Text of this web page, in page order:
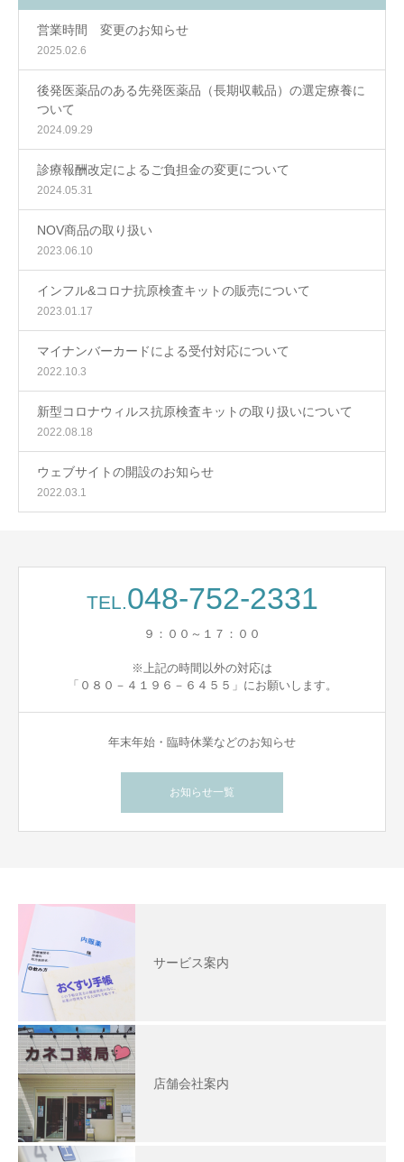
営業時間 変更のお知らせ
2025.02.6
後発医薬品のある先発医薬品（長期収載品）の選定療養に
ついて
2024.09.29
診療報酬改定によるご負担金の変更について
2024.05.31
NOV商品の取り扱い
2023.06.10
インフル&コロナ抗原検査キットの販売について
2023.01.17
マイナンバーカードによる受付対応について
2022.10.3
新型コロナウィルス抗原検査キットの取り扱いについて
2022.08.18
ウェブサイトの開設のお知らせ
2022.03.1
TEL.048-752-2331
９：００～１７：００
※上記の時間以外の対応は
「０８０－４１９６－６４５５」にお願いします。
年末年始・臨時休業などのお知らせ
お知らせ一覧
サービス案内
店舗会社案内